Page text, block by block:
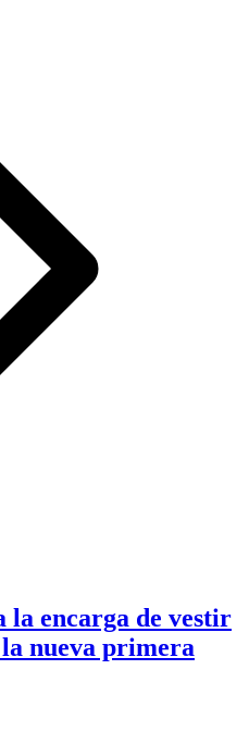
la encarga de vestir
nueva primera